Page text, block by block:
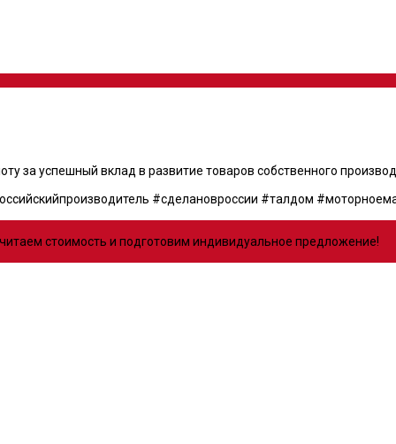
успешный вклад в развитие товаров собственного
#сделановроссии #талдом
стоимость и подготовим индивидуальное предложение!